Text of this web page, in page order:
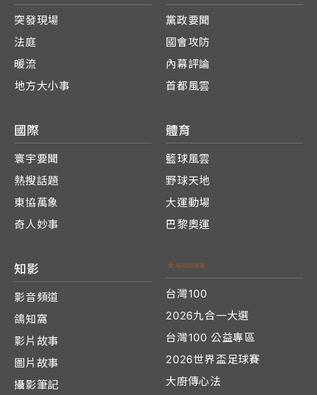
突發現場
法庭
暖流
地方大小事
黨政要聞
國會攻防
內幕評論
首都風雲
國際
寰宇要聞
熱搜話題
東協萬象
奇人妙事
體育
籃球風雲
野球天地
大運動場
巴黎奧運
知影
影音頻道
鴿知窩
影片故事
圖片故事
攝影筆記
台灣100
2026九合一大選
台灣100 公益專區
2026世界盃足球賽
大廚傳心法